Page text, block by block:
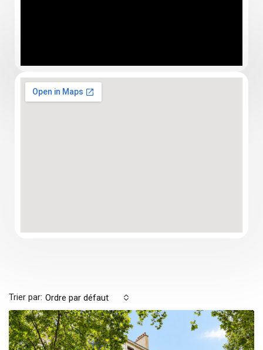
Trier par: Ordre par défaut